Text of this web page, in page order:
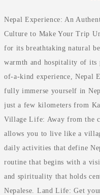
Nepal Experience: An
Culture to Make Your Trip
for its breathtaking natural
warmth and hospitality of its
of-a-kind experience, Nepal
fully immerse yourself in
just a few kilometers from
Village Life: Away from the
allows you to live like a
daily activities that define
routine that begins with a
and spirituality that holds
Nepalese. Land Life: Get